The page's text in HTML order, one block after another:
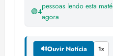
🟢4
pessoas lendo esta
agora
🔊Ouvir Notícia 1x